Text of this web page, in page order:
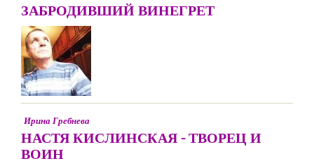
ЗАБРОДИВШИЙ ВИНЕГРЕТ
Ирина Гребнева
НАСТЯ КИСЛИНСКАЯ - ТВОРЕЦ И
ВОИН